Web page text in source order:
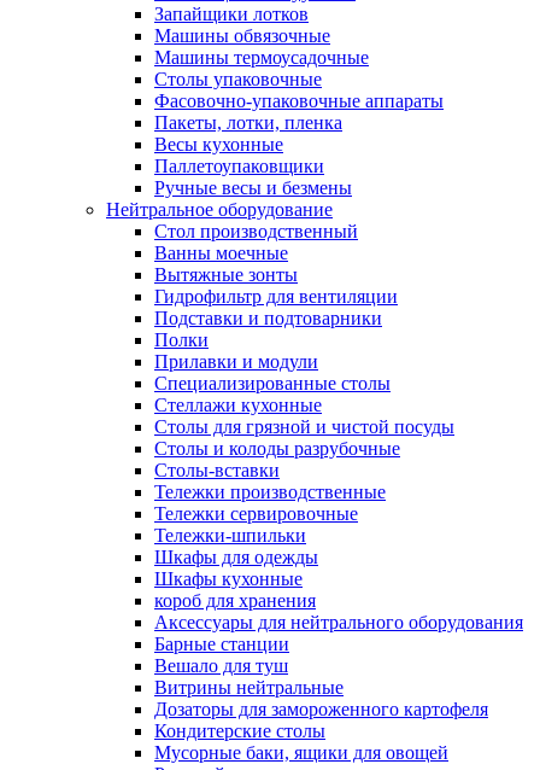
Запайщики лотков
Машины обвязочные
Машины термоусадочные
Столы упаковочные
Фасовочно-упаковочные аппараты
Пакеты, лотки, пленка
Весы кухонные
Паллетоупаковщики
Ручные весы и безмены
Нейтральное оборудование
Cтол производственный
Ванны моечные
Вытяжные зонты
Гидрофильтр для вентиляции
Подставки и подтоварники
Полки
Прилавки и модули
Специализированные столы
Стеллажи кухонные
Столы для грязной и чистой посуды
Столы и колоды разрубочные
Столы-вставки
Тележки производственные
Тележки сервировочные
Тележки-шпильки
Шкафы для одежды
Шкафы кухонные
короб для хранения
Аксессуары для нейтрального оборудования
Барные станции
Вешало для туш
Витрины нейтральные
Дозаторы для замороженного картофеля
Кондитерские столы
Мусорные баки, ящики для овощей